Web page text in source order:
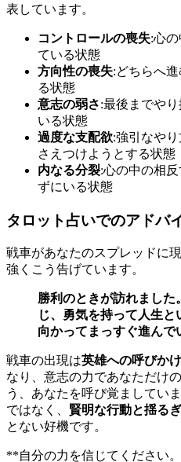
表しています。
コントロールの喪失:心
ている状態
方向性の喪失:どちらへ
る状態
意志の弱さ:最後までや
いる状態
過度な支配欲:強引なや
さえつけようとする状態
内なる分裂:心の中の相
ずにいる状態
タロット占いでのアドバ
戦車があなたのスプレッドに
強くこう告げています。
勝利のときが訪れまし
じ、勇気を持って人生
向かってまっすぐ進んで
戦車の出現は英雄への呼びかけ
なり、意志の力であなただけ
う、あなたを呼び覚ましてい
ではなく、 賢明な行動と揺る
とない好機です。
**自分の力を信じてください